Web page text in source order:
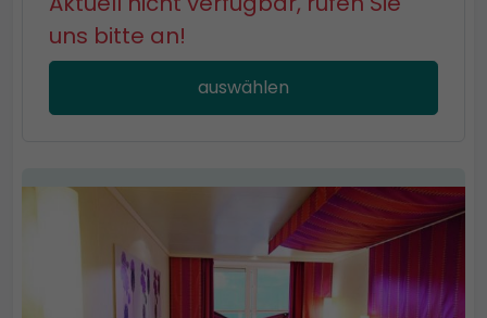
uns bitte an!
auswählen